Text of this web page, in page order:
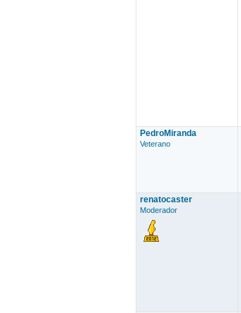
PedroMiranda
Veterano
renatocaster
Moderador